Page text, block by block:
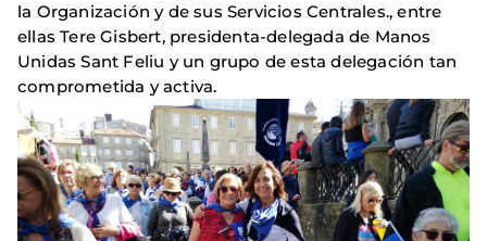
la Organización y de sus Servicios Centrales., entre
ellas Tere Gisbert, presidenta-delegada de Manos
Unidas Sant Feliu y un grupo de esta delegación tan
comprometida y activa.